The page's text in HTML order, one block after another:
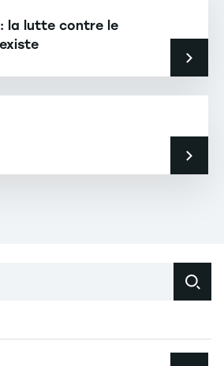
: la lutte contre le